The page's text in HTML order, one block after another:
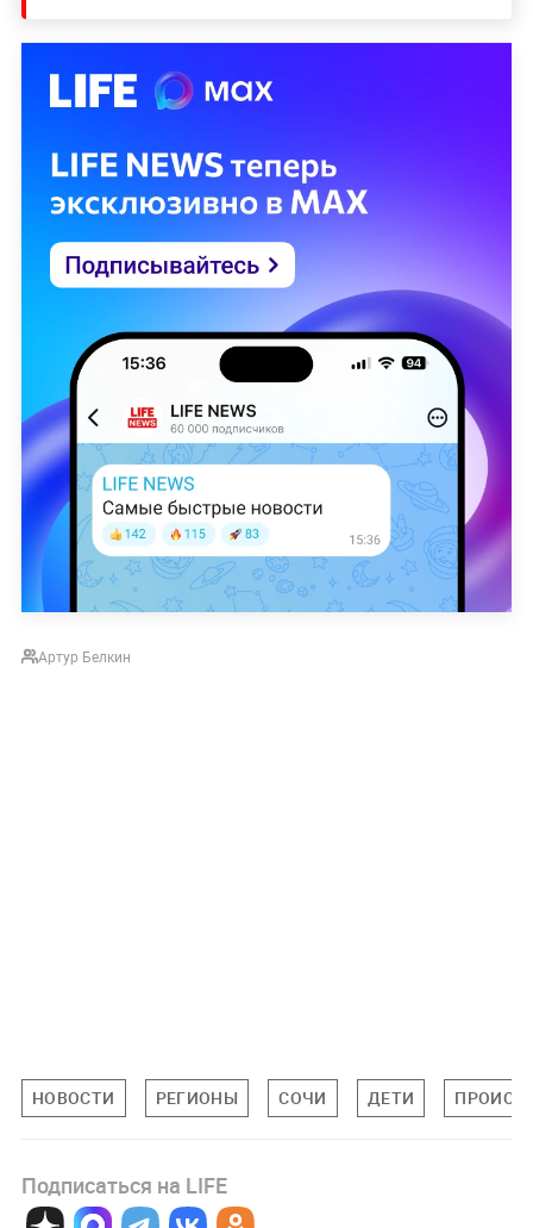
Артур Белкин
НОВОСТИ РЕГИОНЫ СОЧИ ДЕТИ
Подписаться на LIFE